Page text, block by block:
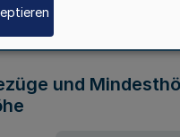
und